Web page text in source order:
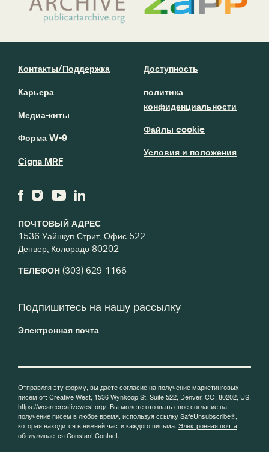
ПОЧТОВЫЙ АДРЕС
1536 Уайнкуп Стрит, Офис 522
Денвер, Колорадо 80202
ТЕЛЕФОН (303) 629-1166
Контакты/Поддержка
Карьера
Медиа-киты
Форма W-9
Cigna MRF
Доступность
политика
конфиденциальности
Файлы cookie
Условия и положения
Подпишитесь на нашу рассылку
Электронная почта
Отправляя эту форму, вы даете согласие на получение маркетинговых
писем от: Creative West, 1536 Wynkoop St, Suite 522, Denver, CO, 80202, US,
https://wearecreativewest.org/. Вы можете отозвать свое согласие на
получение писем в любое время, используя ссылку SafeUnsubscribe®,
которая находится в нижней части каждого письма. Электронная почта
обслуживается Constant Contact.